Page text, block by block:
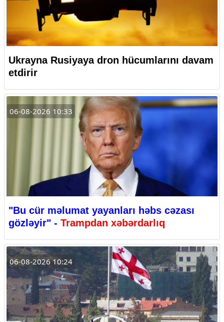
Ukrayna Rusiyaya dron hücumlarını davam
etdirir
06-08-2026 10:33
"Bu cür məlumat yayanları həbs cəzası
gözləyir" - Trampdan xəbərdarlıq
06-08-2026 10:24